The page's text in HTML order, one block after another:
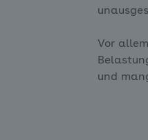
Vor
und